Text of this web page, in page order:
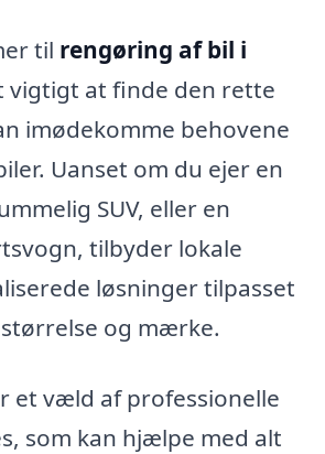
til rengøring af bil i
vigtigt at finde den rette
imødekomme behovene
Uanset om du ejer en
SUV, eller en
tilbyder lokale
løsninger tilpasset
og mærke.
et væld af professionelle
som kan hjælpe med alt